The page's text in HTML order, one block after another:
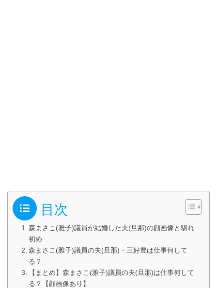
目次
森まさこ(雅子)議員が結婚した夫(旦那)の顔画像と馴れ
初め
森まさこ(雅子)議員の夫(旦那)・三好豊は仕事何して
る？
【まとめ】森まさこ(雅子)議員の夫(旦那)は仕事何して
る？【顔画像あり】